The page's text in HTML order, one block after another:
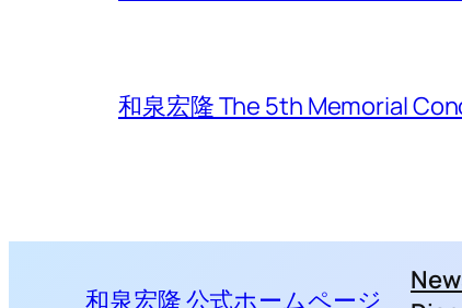
和泉宏隆 The 5th Memorial
和泉宏隆 公式ホームページ